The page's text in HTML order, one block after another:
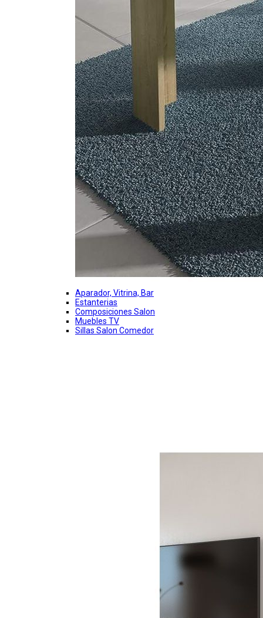
Aparador, Vitrina, Bar
Estanterias
Composiciones Salon
Muebles TV
Sillas Salon Comedor